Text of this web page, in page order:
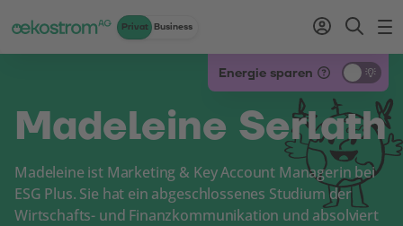
Privat Business
Energie sparen
Madeleine Serlath
Madeleine ist Marketing & Key Account Managerin bei
ESG Plus. Sie hat ein abgeschlossenes Studium der
Wirtschafts- und Finanzkommunikation und absolviert